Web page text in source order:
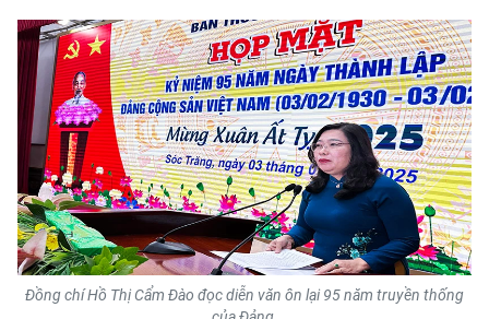
E-Magazine
Video
Media Chính trị
Media Kinh tế
Media Văn hóa
Media Xã hội
Đồng chí Hồ Thị Cẩm Đào đọc diễn văn ôn lại 95 năm truyền thống